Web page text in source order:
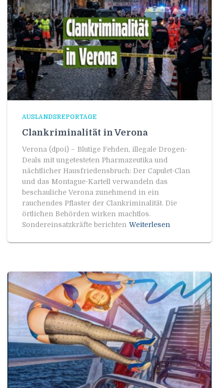
AUSLANDSREPORTAGE
Clankriminalität in Verona
Verona (dpoi) – Blutige Fehden, illegale Drogen-
Deals mit ungetesteten Pharmazeutika und
nächtlicher Hausfriedensbruch: Der Capulet-Clan
und das Montague-Kartell verwandeln das
beschauliche Verona zunehmend in ein
rauchendes Pflaster der Clankriminalität. Die
örtlichen Behörden wirken machtlos.
Sondereinsatzkräfte berichten Weiterlesen